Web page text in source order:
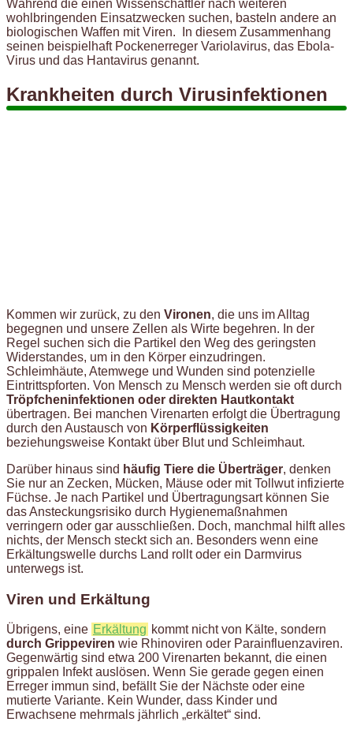
Während die einen Wissenschaftler nach weiteren
wohlbringenden Einsatzwecken suchen, basteln andere an
biologischen Waffen mit Viren. In diesem Zusammenhang
seinen beispielhaft Pockenerreger Variolavirus, das Ebola-
Virus und das Hantavirus genannt.
Krankheiten durch Virusinfektionen
Kommen wir zurück, zu den Vironen, die uns im Alltag
begegnen und unsere Zellen als Wirte begehren. In der
Regel suchen sich die Partikel den Weg des geringsten
Widerstandes, um in den Körper einzudringen.
Schleimhäute, Atemwege und Wunden sind potenzielle
Eintrittspforten. Von Mensch zu Mensch werden sie oft durch
Tröpfcheninfektionen oder direkten Hautkontakt
übertragen. Bei manchen Virenarten erfolgt die Übertragung
durch den Austausch von Körperflüssigkeiten
beziehungsweise Kontakt über Blut und Schleimhaut.
Darüber hinaus sind häufig Tiere die Überträger, denken
Sie nur an Zecken, Mücken, Mäuse oder mit Tollwut infizierte
Füchse. Je nach Partikel und Übertragungsart können Sie
das Ansteckungsrisiko durch Hygienemaßnahmen
verringern oder gar ausschließen. Doch, manchmal hilft alles
nichts, der Mensch steckt sich an. Besonders wenn eine
Erkältungswelle durchs Land rollt oder ein Darmvirus
unterwegs ist.
Viren und Erkältung
Übrigens, eine Erkältung kommt nicht von Kälte, sondern
durch Grippeviren wie Rhinoviren oder Parainfluenzaviren.
Gegenwärtig sind etwa 200 Virenarten bekannt, die einen
grippalen Infekt auslösen. Wenn Sie gerade gegen einen
Erreger immun sind, befällt Sie der Nächste oder eine
mutierte Variante. Kein Wunder, dass Kinder und
Erwachsene mehrmals jährlich „erkältet“ sind.